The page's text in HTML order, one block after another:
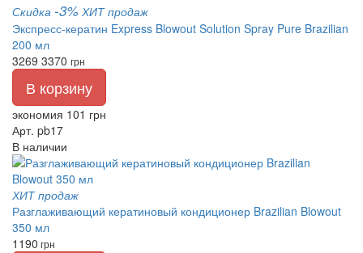
Скидка -3% ХИТ продаж
Экспресс-кератин Express Blowout Solution Spray Pure Brazilian
200 мл
3269 3370 грн
В корзину
экономия 101 грн
Арт. pb17
В наличии
ХИТ продаж
Разглаживающий кератиновый кондиционер Brazilian Blowout
350 мл
1190 грн